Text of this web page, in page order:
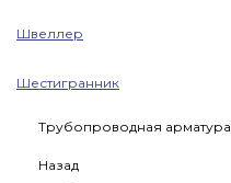
Швеллер
Шестигранник
Трубопроводная арматура
Назад